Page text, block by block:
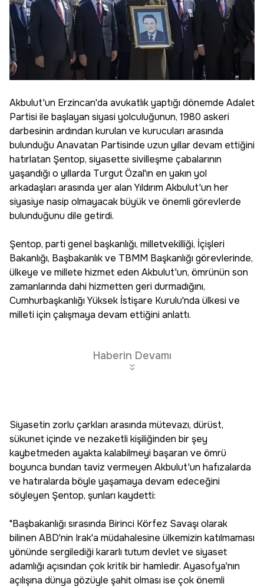
Akbulut'un Erzincan'da avukatlık yaptığı dönemde Adalet
Partisi ile başlayan siyasi yolculuğunun, 1980 askeri
darbesinin ardından kurulan ve kurucuları arasında
bulunduğu Anavatan Partisinde uzun yıllar devam ettiğini
hatırlatan Şentop, siyasette sivilleşme çabalarının
yaşandığı o yıllarda Turgut Özal'ın en yakın yol
arkadaşları arasında yer alan Yıldırım Akbulut'un her
siyasiye nasip olmayacak büyük ve önemli görevlerde
bulunduğunu dile getirdi.
Şentop, parti genel başkanlığı, milletvekilliği, İçişleri
Bakanlığı, Başbakanlık ve TBMM Başkanlığı görevlerinde,
ülkeye ve millete hizmet eden Akbulut'un, ömrünün son
zamanlarında dahi hizmetten geri durmadığını,
Cumhurbaşkanlığı Yüksek İstişare Kurulu'nda ülkesi ve
milleti için çalışmaya devam ettiğini anlattı.
Haberin Devamı
Siyasetin zorlu çarkları arasında mütevazı, dürüst,
sükunet içinde ve nezaketli kişiliğinden bir şey
kaybetmeden ayakta kalabilmeyi başaran ve ömrü
boyunca bundan taviz vermeyen Akbulut'un hafızalarda
ve hatıralarda böyle yaşamaya devam edeceğini
söyleyen Şentop, şunları kaydetti:
"Başbakanlığı sırasında Birinci Körfez Savaşı olarak
bilinen ABD'nin Irak'a müdahalesine ülkemizin katılmaması
yönünde sergilediği kararlı tutum devlet ve siyaset
adamlığı açısından çok kritik bir hamledir. Ayasofya'nın
açılışına dünya gözüyle şahit olması ise çok önemli